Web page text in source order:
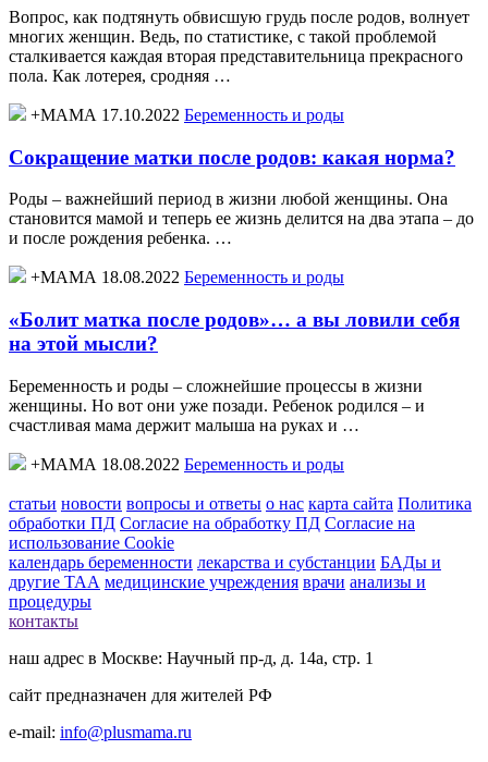
Вопрос, как подтянуть обвисшую грудь после родов, волнует
многих женщин. Ведь, по статистике, с такой проблемой
сталкивается каждая вторая представительница прекрасного
пола. Как лотерея, сродняя …
+МАМА 17.10.2022 Беременность и роды
Сокращение матки после родов: какая норма?
Роды – важнейший период в жизни любой женщины. Она
становится мамой и теперь ее жизнь делится на два этапа – до
и после рождения ребенка. …
+МАМА 18.08.2022 Беременность и роды
«Болит матка после родов»… а вы ловили себя
на этой мысли?
Беременность и роды – сложнейшие процессы в жизни
женщины. Но вот они уже позади. Ребенок родился – и
счастливая мама держит малыша на руках и …
+МАМА 18.08.2022 Беременность и роды
статьи новости вопросы и ответы о нас карта сайта Политика
обработки ПД Согласие на обработку ПД Согласие на
использование Cookie
календарь беременности лекарства и субстанции БАДы и
другие ТАА медицинские учреждения врачи анализы и
процедуры
контакты
наш адрес в Москве: Научный пр-д, д. 14а, стр. 1
сайт предназначен для жителей РФ
e-mail: info@plusmama.ru